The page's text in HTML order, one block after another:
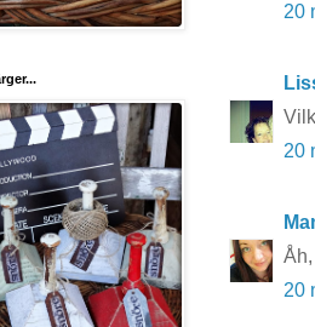
20
20
20